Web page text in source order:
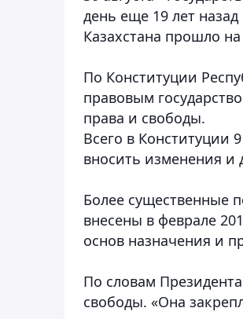
день еще 19 лет
Казахстана прошло
По Конституции
правовым
права и свободы.
Всего в Конституции
вносить изменения и
Более существенные
внесены в феврале
основ назначения и
По словам
свободы. «Она